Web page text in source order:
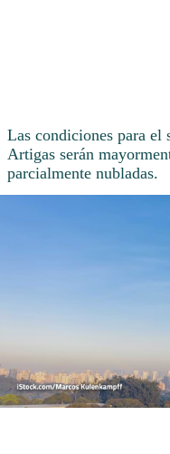
Las condiciones para el
Artigas serán
parcialmente nubladas.